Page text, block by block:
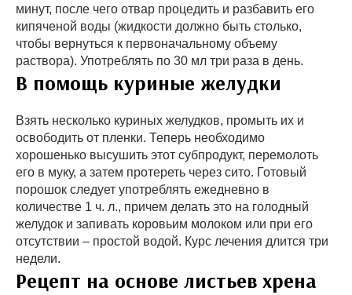
минут, после чего отвар процедить и разбавить его
кипяченой воды (жидкости должно быть столько,
чтобы вернуться к первоначальному объему
раствора). Употреблять по 30 мл три раза в день.
В помощь куриные желудки
Взять несколько куриных желудков, промыть их и
освободить от пленки. Теперь необходимо
хорошенько высушить этот субпродукт, перемолоть
его в муку, а затем протереть через сито. Готовый
порошок следует употреблять ежедневно в
количестве 1 ч. л., причем делать это на голодный
желудок и запивать коровьим молоком или при его
отсутствии – простой водой. Курс лечения длится три
недели.
Рецепт на основе листьев хрена